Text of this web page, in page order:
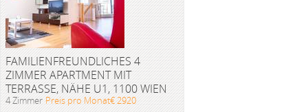
FAMILIENFREUNDLICHES 4
ZIMMER APARTMENT MIT
TERRASSE, NÄHE U1, 1100 WIEN
4 Zimmer Preis pro Monat€ 2920